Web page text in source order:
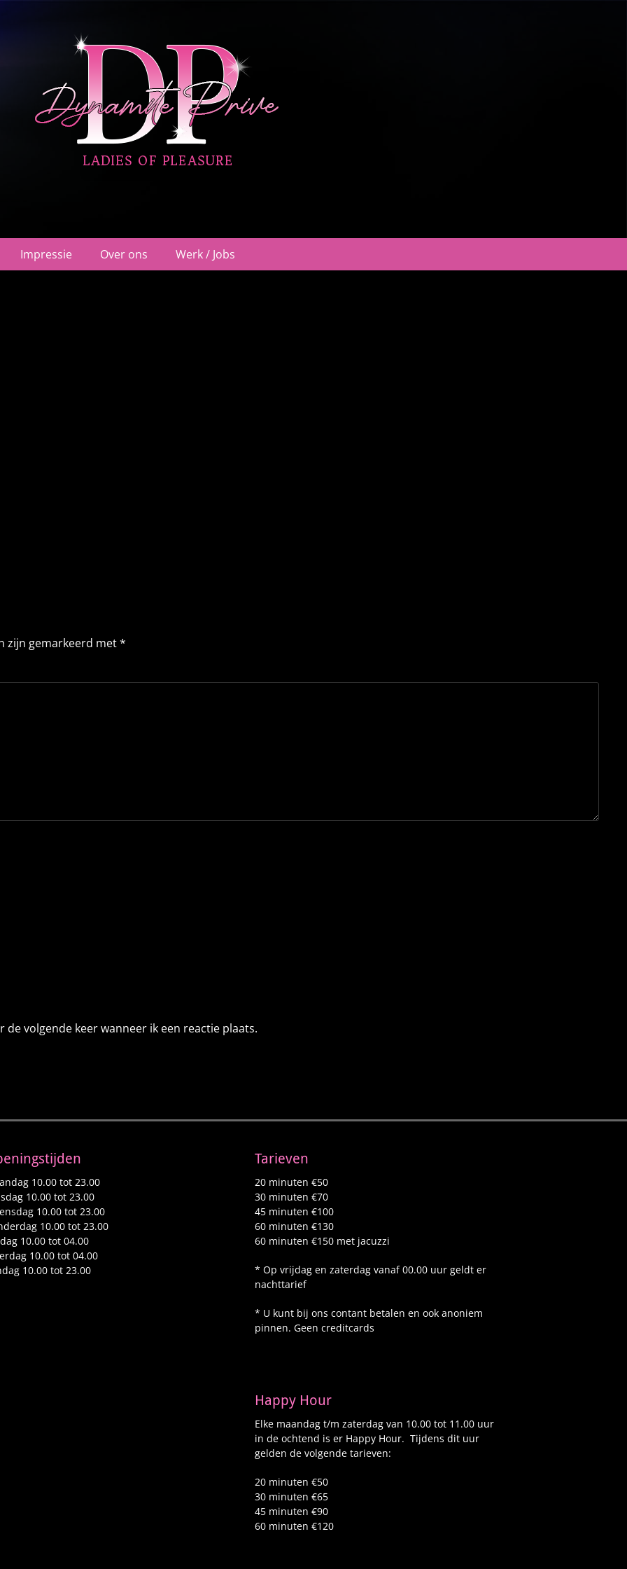
Nieuwegein
Impressie Over ons Werk / Jobs
zijn gemarkeerd met*
volgende keer wanneer ik een reactie plaats.
10.00 tot 23.00
10.00 tot 23.00
10.00 tot 23.00
10.00 tot 23.00
10.00 tot 04.00
10.00 tot 04.00
10.00 tot 23.00
Tarieven
20 minuten €50
30 minuten €70
45 minuten €100
60 minuten €130
60 minuten €150 met jacuzzi
* Op vrijdag en zaterdag vanaf 00.00 uur geldt er
nachttarief
* U kunt bij ons contant betalen en ook anoniem
pinnen. Geen creditcards
Happy Hour
Elke maandag t/m zaterdag van 10.00 tot 11.00 uur
in de ochtend is er Happy Hour. Tijdens dit uur
gelden de volgende tarieven:
20 minuten €50
30 minuten €65
45 minuten €90
60 minuten €120